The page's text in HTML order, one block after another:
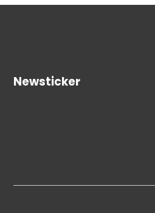
Newsticker